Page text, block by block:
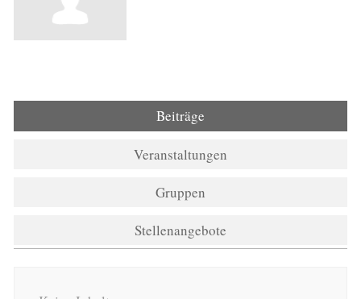
Beiträge
Veranstaltungen
Gruppen
Stellenangebote